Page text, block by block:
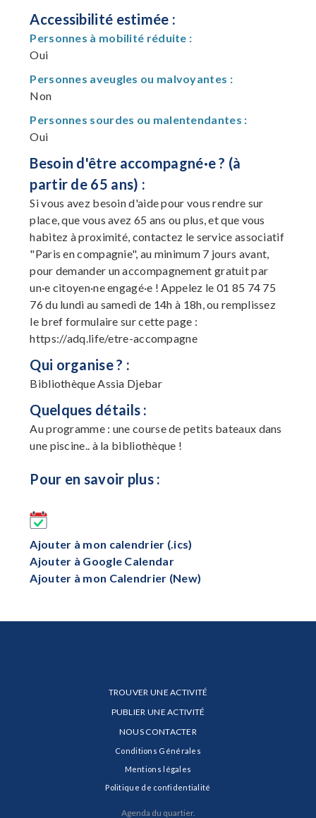
Accessibilité estimée :
Personnes à mobilité réduite :
Oui
Personnes aveugles ou malvoyantes :
Non
Personnes sourdes ou malentendantes :
Oui
Besoin d'être accompagné·e ? (à
partir de 65 ans) :
Si vous avez besoin d'aide pour vous rendre sur
place, que vous avez 65 ans ou plus, et que vous
habitez à proximité, contactez le service associatif
"Paris en compagnie", au minimum 7 jours avant,
pour demander un accompagnement gratuit par
un·e citoyen·ne engagé·e ! Appelez le 01 85 74 75
76 du lundi au samedi de 14h à 18h, ou remplissez
le bref formulaire sur cette page :
https://adq.life/etre-accompagne
Qui organise ? :
Bibliothèque Assia Djebar
Quelques détails :
Au programme : une course de petits bateaux dans
une piscine.. à la bibliothèque !
Pour en savoir plus :
Ajouter à mon calendrier (.ics)
Ajouter à Google Calendar
Ajouter à mon Calendrier (New)
TROUVER UNE ACTIVITÉ
PUBLIER UNE ACTIVITÉ
NOUS CONTACTER
Conditions Générales
Mentions légales
Politique de confidentialité
Agenda du quartier.